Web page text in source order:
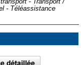
- Téléassistance